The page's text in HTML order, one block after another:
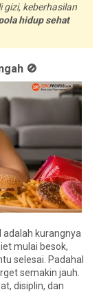
keberhasilan
hidup sehat
🚫
kurangnya
mulai besok,
selesai. Padahal
semakin jauh.
disiplin, dan